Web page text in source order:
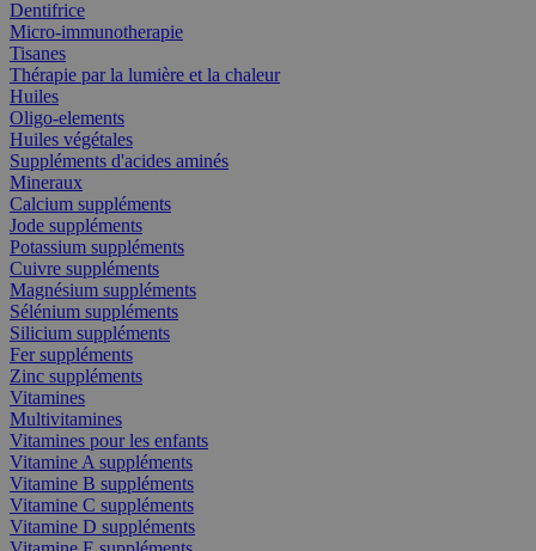
Dentifrice
Micro-immunotherapie
Tisanes
Thérapie par la lumière et la chaleur
Huiles
Oligo-elements
Huiles végétales
Suppléments d'acides aminés
Mineraux
Calcium suppléments
Jode suppléments
Potassium suppléments
Cuivre suppléments
Magnésium suppléments
Sélénium suppléments
Silicium suppléments
Fer suppléments
Zinc suppléments
Vitamines
Multivitamines
Vitamines pour les enfants
Vitamine A suppléments
Vitamine B suppléments
Vitamine C suppléments
Vitamine D suppléments